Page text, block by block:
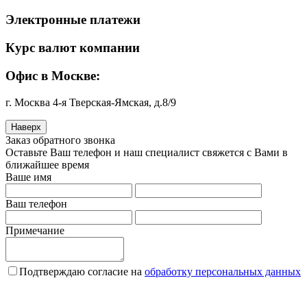
Электронные платежи
Курс валют компании
Офис в Москве:
г. Москва 4-я Тверская-Ямская, д.8/9
Наверх
Заказ обратного звонка
Оставьте Ваш телефон и наш специалист свяжется с Вами в
ближайшее время
Ваше имя
Ваш телефон
Примечание
Подтверждаю согласие на обработку персональных данных